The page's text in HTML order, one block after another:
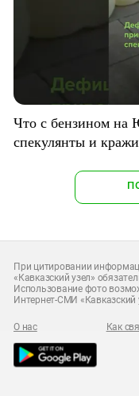
Что с бензином на
спекулянты и
При цитировании
«Кавказский узел»
Использование фото
Интернет-СМИ «Кавказский
О нас Как